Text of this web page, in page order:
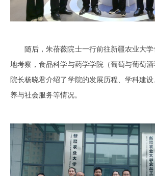
随后，朱蓓薇院士一行前往新疆农业大
地考察，食品科学与药学学院（葡萄与葡萄酒
院长杨晓君介绍了学院的发展历程、学科建
养与社会服务等情况。